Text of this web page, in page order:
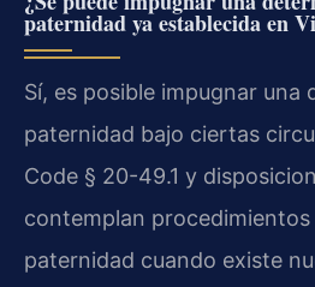
paternidad ya establecida en
Sí, es posible impugnar una
paternidad bajo ciertas
Code § 20-49.1 y
contemplan
paternidad cuando existe